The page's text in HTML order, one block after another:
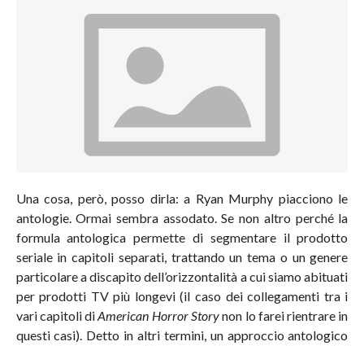
Una cosa, però, posso dirla: a Ryan Murphy piacciono le
antologie. Ormai sembra assodato. Se non altro perché la
formula antologica permette di segmentare il prodotto
seriale in capitoli separati, trattando un tema o un genere
particolare a discapito dell’orizzontalità a cui siamo abituati
per prodotti TV più longevi (il caso dei collegamenti tra i
vari capitoli diAmerican Horror Storynon lo farei rientrare in
questi casi). Detto in altri termini, un approccio antologico